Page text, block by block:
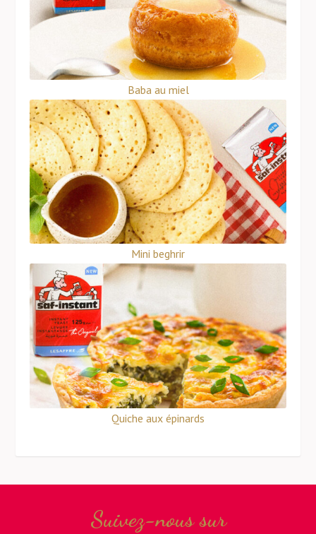
Baba au miel
Mini beghrir
Quiche aux épinards
Suivez-nous sur